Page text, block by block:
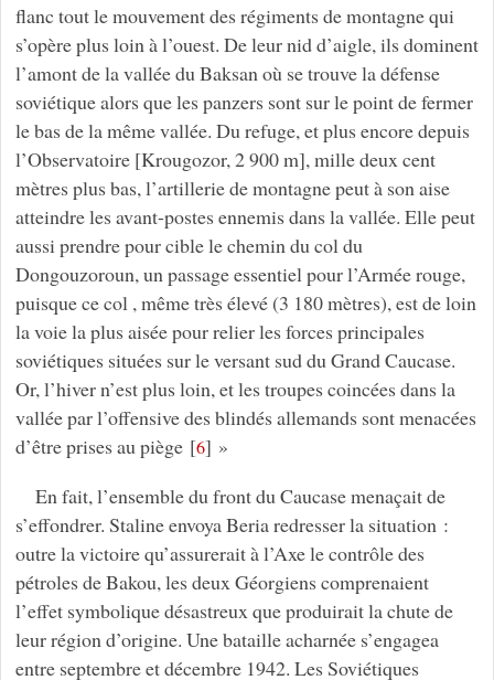
flanc tout le mouvement des régiments de montagne qui
s’opère plus loin à l’ouest. De leur nid d’aigle, ils dominent
l’amont de la vallée du Baksan où se trouve la défense
soviétique alors que les panzers sont sur le point de fermer
le bas de la même vallée. Du refuge, et plus encore depuis
l’Observatoire [Krougozor, 2 900 m], mille deux cent
mètres plus bas, l’artillerie de montagne peut à son aise
atteindre les avant-postes ennemis dans la vallée. Elle peut
aussi prendre pour cible le chemin du col du
Dongouzoroun, un passage essentiel pour l’Armée rouge,
puisque ce col , même très élevé (3 180 mètres), est de loin
la voie la plus aisée pour relier les forces principales
soviétiques situées sur le versant sud du Grand Caucase.
Or, l’hiver n’est plus loin, et les troupes coincées dans la
vallée par l’offensive des blindés allemands sont menacées
d’être prises au piège[6] »
En fait, l’ensemble du front du Caucase menaçait de
s’effondrer. Staline envoya Beria redresser la situation :
outre la victoire qu’assurerait à l’Axe le contrôle des
pétroles de Bakou, les deux Géorgiens comprenaient
l’effet symbolique désastreux que produirait la chute de
leur région d’origine. Une bataille acharnée s’engagea
entre septembre et décembre 1942. Les Soviétiques